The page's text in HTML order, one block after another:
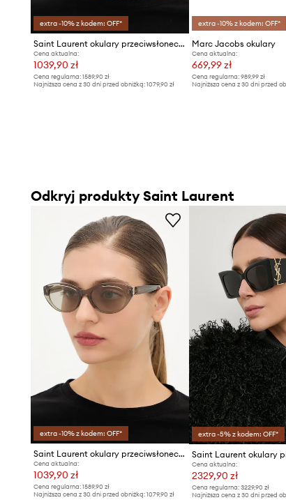
extra -10% z kodem: OFF*
Saint Laurent okulary przeciwsłoneczne
Cena aktualna:
1039,90 zł
Cena regularna: 1589,90 zł
Najniższa cena z 30 dni przed obniżką: 1079,90 zł
extra -10% z kodem: OFF*
Marc Jacobs okulary
Cena aktualna:
669,99 zł
Cena regularna:989,99 zł
Najniższa cena z 30 dni przed
Odkryj produkty Saint Laurent
extra -10% z kodem: OFF*
Saint Laurent okulary przeciwsłoneczne
Cena aktualna:
1039,90 zł
Cena regularna: 1589,90 zł
Najniższa cena z 30 dni przed obniżką: 1079,90 zł
extra -5% z kodem: OFF*
Cena aktualna:
2329,90 zł
Cena regularna:3229,90 zł
Najniższa cena z 30 dni przed